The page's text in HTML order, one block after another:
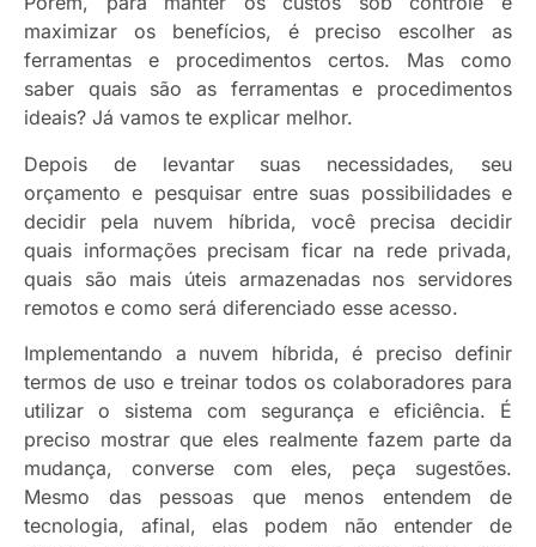
maximizar os benefícios, é preciso escolher as
ferramentas e procedimentos certos. Mas como
saber quais são as ferramentas e procedimentos
ideais? Já vamos te explicar melhor.
Depois de levantar suas necessidades, seu
orçamento e pesquisar entre suas possibilidades e
decidir pela nuvem híbrida, você precisa decidir
quais informações precisam ficar na rede privada,
quais são mais úteis armazenadas nos servidores
remotos e como será diferenciado esse acesso.
Implementando a nuvem híbrida, é preciso definir
termos de uso e treinar todos os colaboradores para
utilizar o sistema com segurança e eficiência. É
preciso mostrar que eles realmente fazem parte da
mudança, converse com eles, peça sugestões.
Mesmo das pessoas que menos entendem de
tecnologia, afinal, elas podem não entender de